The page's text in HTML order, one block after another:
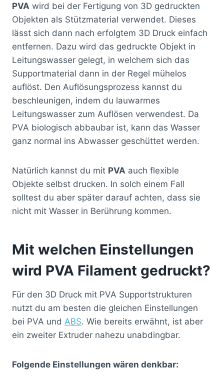
PVA wird bei der Fertigung von 3D gedruckten
Objekten als Stützmaterial verwendet. Dieses
lässt sich dann nach erfolgtem 3D Druck einfach
entfernen. Dazu wird das gedruckte Objekt in
Leitungswasser gelegt, in welchem sich das
Supportmaterial dann in der Regel mühelos
auflöst. Den Auflösungsprozess kannst du
beschleunigen, indem du lauwarmes
Leitungswasser zum Auflösen verwendest. Da
PVA biologisch abbaubar ist, kann das Wasser
ganz normal ins Abwasser geschüttet werden.
Natürlich kannst du mit PVA auch flexible
Objekte selbst drucken. In solch einem Fall
solltest du aber später darauf achten, dass sie
nicht mit Wasser in Berührung kommen.
Mit welchen Einstellungen
wird PVA Filament gedruckt?
Für den 3D Druck mit PVA Supportstrukturen
nutzt du am besten die gleichen Einstellungen
bei PVA und ABS. Wie bereits erwähnt, ist aber
ein zweiter Extruder nahezu unabdingbar.
Folgende Einstellungen wären denkbar: